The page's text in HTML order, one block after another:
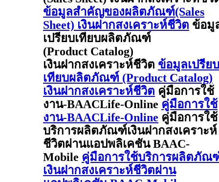
ข้อมูลสำคัญของผลิตภัณฑ์(Sales
Sheet) เงินฝากสงเคราะห์ชีวิต ข้อมู
เปรียบเทียบผลิตภัณฑ์
(Product Catalog)
เงินฝากสงเคราะห์ชีวิต ข้อมูลเปรียบ
เทียบผลิตภัณฑ์ (Product Catalog)
เงินฝากสงเคราะห์ชีวิต คู่มือการใช้
งาน-BAACLife-Online คู่มือการใช้
งาน-BAACLife-Online คู่มือการใช้
บริการผลิตภัณฑ์เงินฝากสงเคราะห์
ชีวิตผ่านแอปพลิเคชัน BAAC-
Mobile คู่มือการใช้บริการผลิตภัณ
เงินฝากสงเคราะห์ชีวิตผ่าน